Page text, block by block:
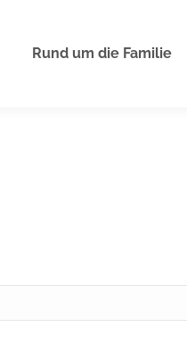
Rund um die Familie